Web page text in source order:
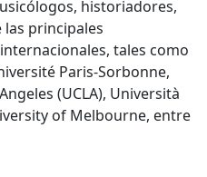
historiadores,
principales
tales como
Paris-Sorbonne,
(UCLA), Università
of Melbourne, entre